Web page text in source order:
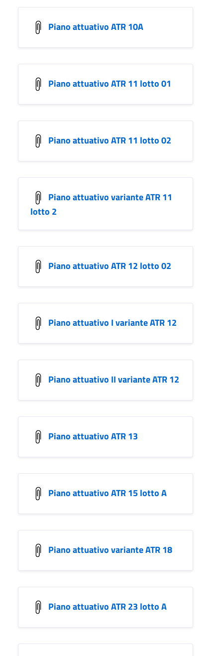
Piano attuativo ATR 10A
Piano attuativo ATR 11 lotto 01
Piano attuativo ATR 11 lotto 02
Piano attuativo variante ATR 11
lotto 2
Piano attuativo ATR 12 lotto 02
Piano attuativo I variante ATR 12
Piano attuativo II variante ATR 12
Piano attuativo ATR 13
Piano attuativo ATR 15 lotto A
Piano attuativo variante ATR 18
Piano attuativo ATR 23 lotto A